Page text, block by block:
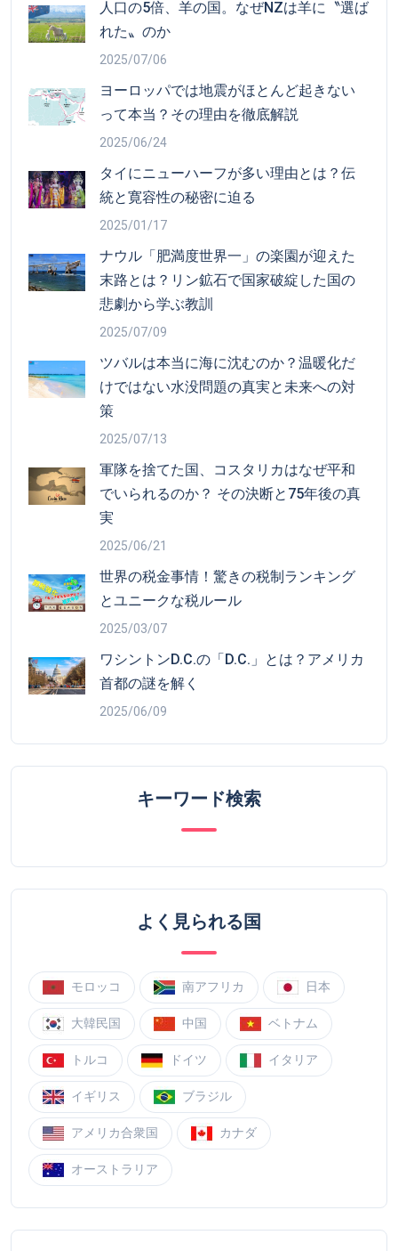
人口の5倍、羊の国。なぜNZは羊に〝選ば
れた〟のか
2025/07/06
ヨーロッパでは地震がほとんど起きない
って本当？その理由を徹底解説
2025/06/24
タイにニューハーフが多い理由とは？伝
統と寛容性の秘密に迫る
2025/01/17
ナウル「肥満度世界一」の楽園が迎えた
末路とは？リン鉱石で国家破綻した国の
悲劇から学ぶ教訓
2025/07/09
ツバルは本当に海に沈むのか？温暖化だ
けではない水没問題の真実と未来への対
策
2025/07/13
軍隊を捨てた国、コスタリカはなぜ平和
でいられるのか？ その決断と75年後の真
実
2025/06/21
世界の税金事情！驚きの税制ランキング
とユニークな税ルール
2025/03/07
ワシントンD.C.の「D.C.」とは？アメリカ
首都の謎を解く
2025/06/09
キーワード検索
よく見られる国
モロッコ 南アフリカ 日本
大韓民国 中国 ベトナム
トルコ ドイツ イタリア
イギリス ブラジル
アメリカ合衆国 カナダ
オーストラリア